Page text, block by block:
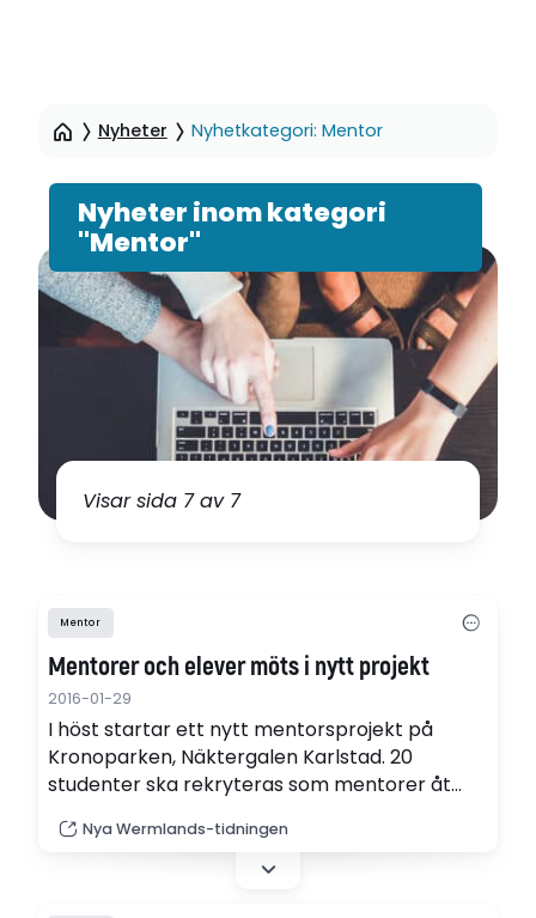
sidinnehåll
Nyheter Nyhetkategori: Mentor
Nyheter inom kategori
"Mentor"
Visar sida 7 av 7
Mentor
Mentorer och elever möts i nytt projekt
2016-01-29
I höst startar ett nytt mentorsprojekt på
Kronoparken, Näktergalen Karlstad. 20
studenter ska rekryteras som mentorer åt
integration.
Nya Wermlands-tidningen